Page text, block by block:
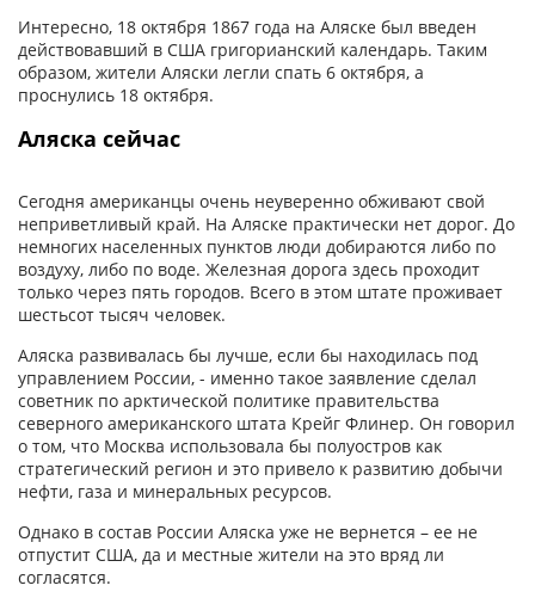
Интересно, 18 октября 1867 года на Аляске был введен
действовавший в США григорианский календарь. Таким
образом, жители Аляски легли спать 6 октября, а
проснулись 18 октября.
Аляска сейчас
Сегодня американцы очень неуверенно обживают свой
неприветливый край. На Аляске практически нет дорог. До
немногих населенных пунктов люди добираются либо по
воздуху, либо по воде. Железная дорога здесь проходит
только через пять городов. Всего в этом штате проживает
шестьсот тысяч человек.
Аляска развивалась бы лучше, если бы находилась под
управлением России, - именно такое заявление сделал
советник по арктической политике правительства
северного американского штата Крейг Флинер. Он говорил
о том, что Москва использовала бы полуостров как
стратегический регион и это привело к развитию добычи
нефти, газа и минеральных ресурсов.
Однако в состав России Аляска уже не вернется – ее не
отпустит США, да и местные жители на это вряд ли
согласятся.